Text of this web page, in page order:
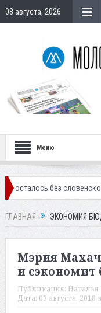
08 августа, 2026
Меню
без словенского
ГЛАВНАЯ ЭКОНОМИЯ
Мэрия
и сэкономит
Публикация:
Дата: 03 августа, 2018